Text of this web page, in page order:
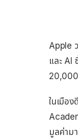
Apple
และ AI
ในเมือ
มูลค่าม